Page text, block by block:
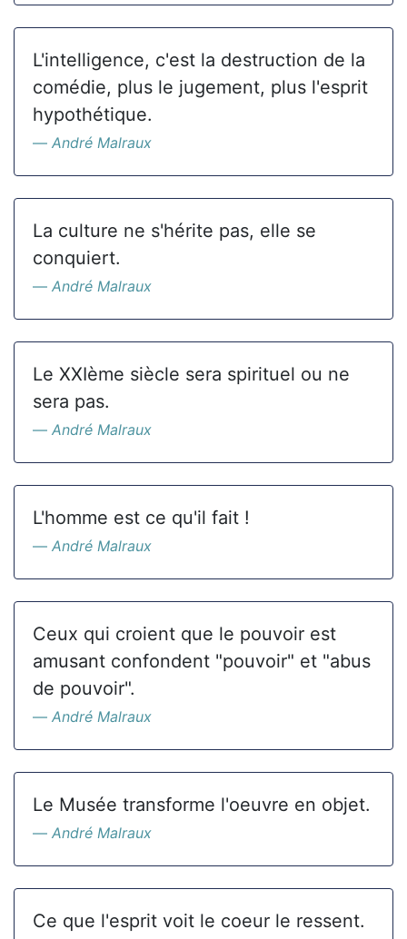
L'intelligence, c'est la destruction de la
comédie, plus le jugement, plus l'esprit
hypothétique.
André Malraux
La culture ne s'hérite pas, elle se
conquiert.
André Malraux
Le XXIème siècle sera spirituel ou ne
sera pas.
André Malraux
L'homme est ce qu'il fait !
André Malraux
Ceux qui croient que le pouvoir est
amusant confondent "pouvoir" et "abus
de pouvoir".
André Malraux
Le Musée transforme l'oeuvre en objet.
André Malraux
Ce que l'esprit voit le coeur le ressent.